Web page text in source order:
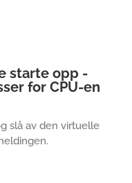
starte opp -
for CPU-en
slå av den virtuelle